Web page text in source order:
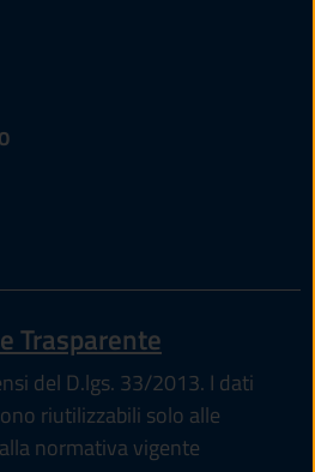
Trasparente
del D.lgs. 33/2013. I dati
riutilizzabili solo alle
normativa vigente